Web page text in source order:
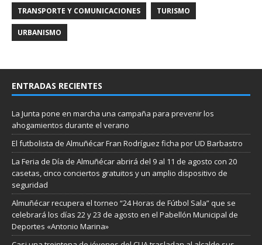
TRANSPORTE Y COMUNICACIONES TURISMO
URBANISMO
ENTRADAS RECIENTES
La Junta pone en marcha una campaña para prevenir los
ahogamientos durante el verano
El futbolista de Almuñécar Fran Rodríguez ficha por UD Barbastro
La Feria de Día de Almuñécar abrirá del 9 al 11 de agosto con 20
casetas, cinco conciertos gratuitos y un amplio dispositivo de
seguridad
Almuñécar recupera el torneo “24 Horas de Fútbol Sala” que se
celebrará los días 22 y 23 de agosto en el Pabellón Municipal de
Deportes «Antonio Marina»